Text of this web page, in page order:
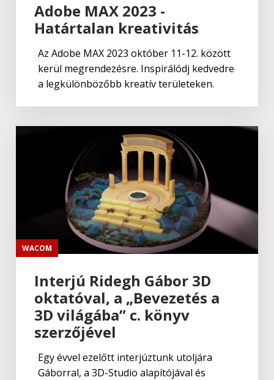
Adobe MAX 2023 -
Határtalan kreativitás
Az Adobe MAX 2023 október 11-12. között
kerül megrendezésre. Inspirálódj kedvedre
a legkülönbözőbb kreatív területeken.
WACOM
Interjú Ridegh Gábor 3D
oktatóval, a „Bevezetés a
3D világába” c. könyv
szerzőjével
Egy évvel ezelőtt interjúztunk utoljára
Gáborral, a 3D-Studio alapítójával és